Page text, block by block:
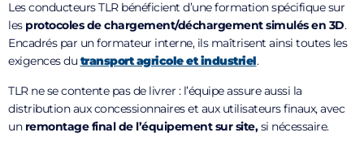
Les conducteurs TLR bénéficient d’une formation spécifique sur
les protocoles de chargement/déchargement simulés en 3D.
Encadrés par un formateur interne, ils maîtrisent ainsi toutes les
exigences du transport agricole et industriel.
TLR ne se contente pas de livrer : l’équipe assure aussi la
distribution aux concessionnaires et aux utilisateurs finaux, avec
un remontage final de l’équipement sur site,si nécessaire.